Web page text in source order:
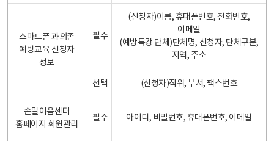
스마트폰 과의존
예방교육 신청자
정보
필수
(신청자)이름, 휴대폰번호, 전화번호,
이메일
(예방특강 단체)단체명, 신청자, 단체구분,
지역, 주소
선택 (신청자)직위, 부서, 팩스번호
손말이음센터
홈페이지 회원관리
필수 아이디, 비밀번호, 휴대폰번호, 이메일